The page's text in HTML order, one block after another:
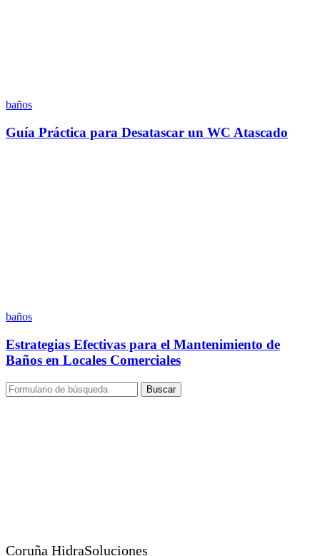
baños
Guía Práctica para Desatascar un WC Atascado
baños
Estrategias Efectivas para el Mantenimiento de
Baños en Locales Comerciales
Buscar
Coruña HidraSoluciones